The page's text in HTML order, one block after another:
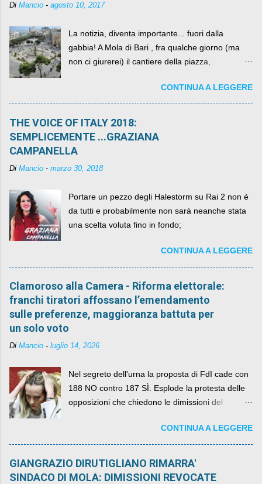
Di Mancio - agosto 10, 2017
La notizia, diventa importante... fuori dalla
gabbia! A Mola di Bari , fra qualche giorno (ma
non ci giurerei) il cantiere della piazza,
per un numero esorbitante di mesi, non ci sarà
più. C'era una volta Piazza XX Settembre ,
CONTINUA A LEGGERE
THE VOICE OF ITALY 2018:
SEMPLICEMENTE ...GRAZIANA
CAMPANELLA
Di Mancio - marzo 30, 2018
Portare un pezzo degli Halestorm su Rai 2 non è
da tutti e probabilmente non sarà neanche stata
una scelta voluta fino in fondo;
CONTINUA A LEGGERE
Clamoroso alla Camera - Riforma elettorale:
franchi tiratori affossano l’emendamento
sulle preferenze, maggioranza battuta per
un solo voto
Di Mancio - luglio 14, 2026
Nel segreto dell'urna la proposta di FdI cade con
188 NO contro 187 SÌ. Esplode la protesta delle
opposizioni che chiedono le dimissioni del
CONTINUA A LEGGERE
GIANGRAZIO DIRUTIGLIANO RIMARRA'
SINDACO DI MOLA: DIMISSIONI REVOCATE